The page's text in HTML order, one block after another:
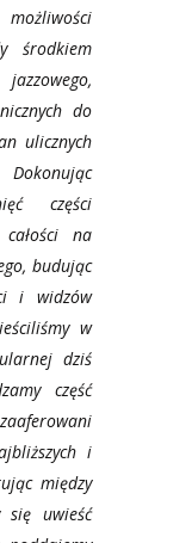
środkiem
do
ulicznych
części
na
budując
i widzów
w
dziś
część
i
między
się uwieść